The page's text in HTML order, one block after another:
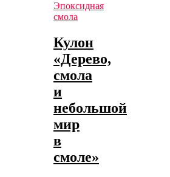
Эпоксидная
смола
Кулон
«Дерево,
смола
и
небольшой
мир
в
смоле»